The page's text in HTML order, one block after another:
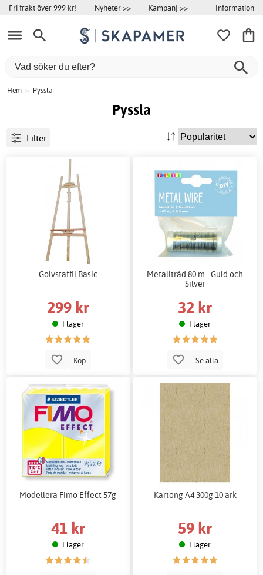
Fri frakt över 999 kr! Nyheter >> Kampanj >> Information
Hem > Pyssla
Pyssla
Filter
Golvstaffli Basic
299 kr
I lager
Köp
Metalltråd 80 m - Guld och
Silver
32 kr
I lager
Se alla
Modellera Fimo Effect 57g
41 kr
I lager
Kartong A4 300g 10 ark
59 kr
I lager